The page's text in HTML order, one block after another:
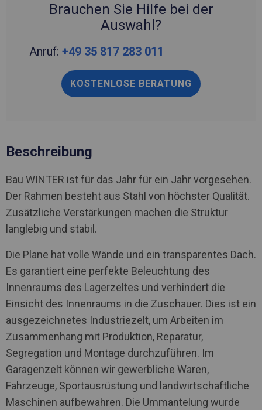
Brauchen Sie Hilfe bei der
Auswahl?
Anruf: +49 35 817 283 011
KOSTENLOSE BERATUNG
Beschreibung
Bau WINTER ist für das Jahr für ein Jahr vorgesehen.
Der Rahmen besteht aus Stahl von höchster Qualität.
Zusätzliche Verstärkungen machen die Struktur
langlebig und stabil.
Die Plane hat volle Wände und ein transparentes Dach.
Es garantiert eine perfekte Beleuchtung des
Innenraums des Lagerzeltes und verhindert die
Einsicht des Innenraums in die Zuschauer. Dies ist ein
ausgezeichnetes Industriezelt, um Arbeiten im
Zusammenhang mit Produktion, Reparatur,
Segregation und Montage durchzuführen. Im
Garagenzelt können wir gewerbliche Waren,
Fahrzeuge, Sportausrüstung und landwirtschaftliche
Maschinen aufbewahren. Die Ummantelung wurde